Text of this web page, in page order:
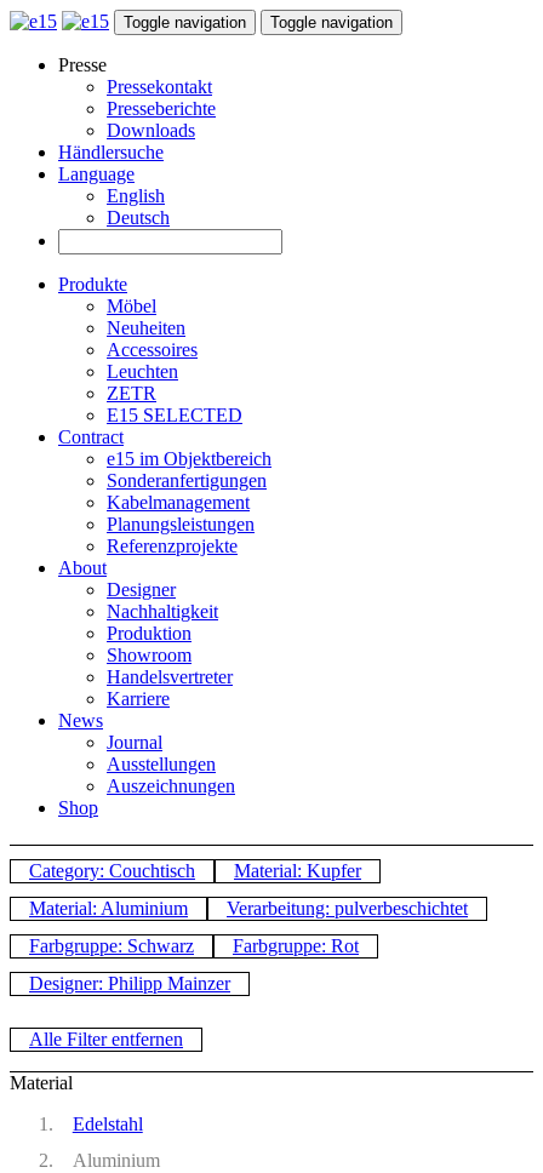
Toggle navigation Toggle navigation
Presse
Pressekontakt
Presseberichte
Downloads
Händlersuche
Language
English
Deutsch
Produkte
Möbel
Neuheiten
Accessoires
Leuchten
ZETR
E15 SELECTED
Contract
e15 im Objektbereich
Sonderanfertigungen
Kabelmanagement
Planungsleistungen
Referenzprojekte
About
Designer
Nachhaltigkeit
Produktion
Showroom
Handelsvertreter
Karriere
News
Journal
Ausstellungen
Auszeichnungen
Shop
Category: Couchtisch
Material: Kupfer
Material: Aluminium
Verarbeitung: pulverbeschichtet
Farbgruppe: Schwarz
Farbgruppe: Rot
Designer: Philipp Mainzer
Alle Filter entfernen
Material
Edelstahl
Aluminium